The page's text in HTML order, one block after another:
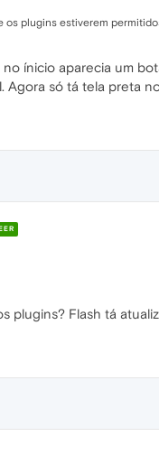
os plugins estiverem
ínicio aparecia um
Agora só tá tela preta
plugins? Flash tá